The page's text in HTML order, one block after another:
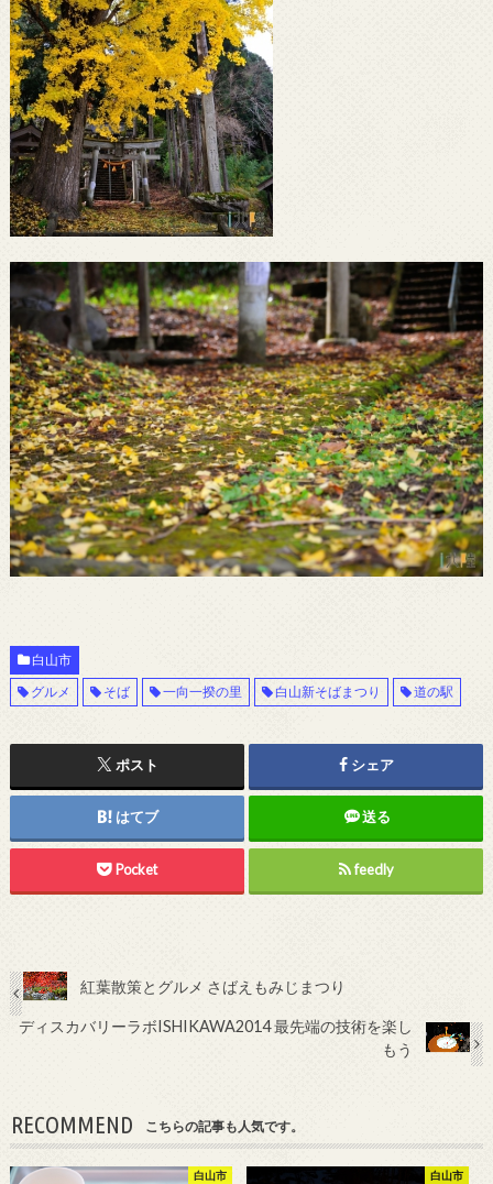
白山市
グルメ
そば 一向一揆の里 白山新そばまつり 道の駅
ポスト シェア
はてブ 送る
Pocket feedly
紅葉散策とグルメ さばえもみじまつり
ディスカバリーラボISHIKAWA2014 最先端の技術を楽し
もう
RECOMMEND こちらの記事も人気です。
白山市 白山市